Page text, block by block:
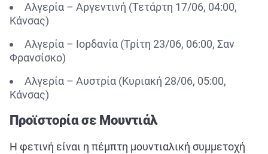
Αλγερία – Αργεντινή (Τετάρτη 17/06, 04:00,
Κάνσας)
Αλγερία – Ιορδανία (Τρίτη 23/06, 06:00, Σαν
Φρανσίσκο)
Αλγερία – Αυστρία (Κυριακή 28/06, 05:00,
Κάνσας)
Προϊστορία σε Μουντιάλ
Η φετινή είναι η πέμπτη μουντιαλική συμμετοχή